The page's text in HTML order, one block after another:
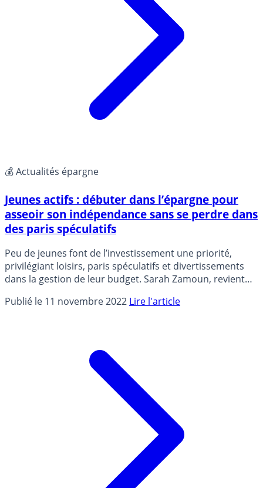
💰 Actualités épargne
Jeunes actifs : débuter dans l’épargne pour
asseoir son indépendance sans se perdre dans
des paris spéculatifs
Peu de jeunes font de l’investissement une priorité,
privilégiant loisirs, paris spéculatifs et divertissements
dans la gestion de leur budget. Sarah Zamoun, revient
dans une stratégie patrimoniale lorsqu’on est jeune.
Publié le 11 novembre 2022 Lire l'article